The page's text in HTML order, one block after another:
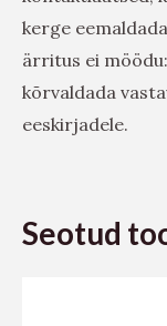
kerge
ärritus ei
kõrvaldada
eeskirjadele.
Seotud